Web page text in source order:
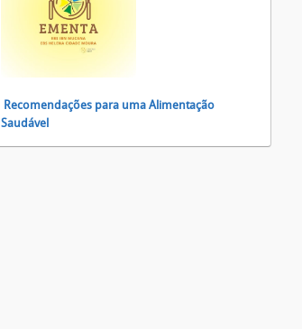
Recomendações para uma Alimentação
Saudável